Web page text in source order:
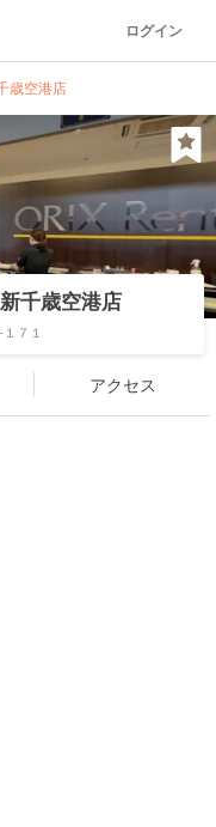
ログイン
歳空港店
千歳空港店
７１
アクセス